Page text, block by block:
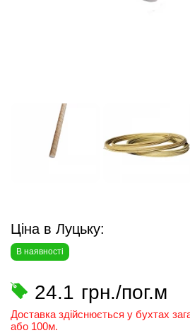
Ціна в Луцьку:
В наявності
24.1 грн./пог.м
Доставка здійснюється у бухтах
або 100м.